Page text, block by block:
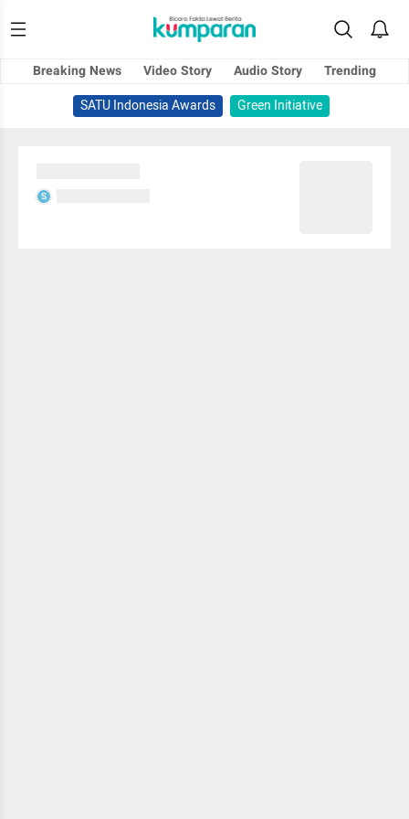
Breaking News Video Story Audio Story
Trending
SATU Indonesia Awards
Green Initiative
S